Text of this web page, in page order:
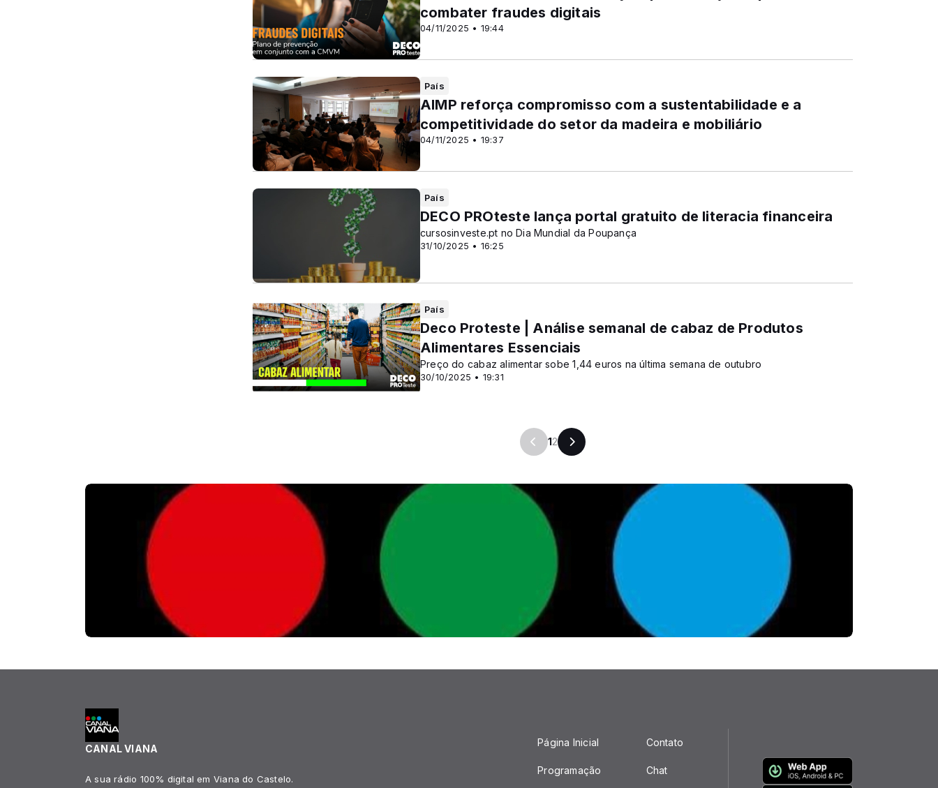
04/11/2025 • 19:44
combater fraudes digitais
País
04/11/2025 • 19:37
AIMP reforça compromisso com a sustentabilidade e a
competitividade do setor da madeira e mobiliário
País
31/10/2025 • 16:25
DECO PROteste lança portal gratuito de literacia financeira
cursosinveste.pt no Dia Mundial da Poupança
País
30/10/2025 • 19:31
Deco Proteste | Análise semanal de cabaz de Produtos
Alimentares Essenciais
Preço do cabaz alimentar sobe 1,44 euros na última semana de outubro
12
CANAL VIANA
A sua rádio 100% digital em Viana do Castelo.
Página Inicial
Programação
Contato
Chat